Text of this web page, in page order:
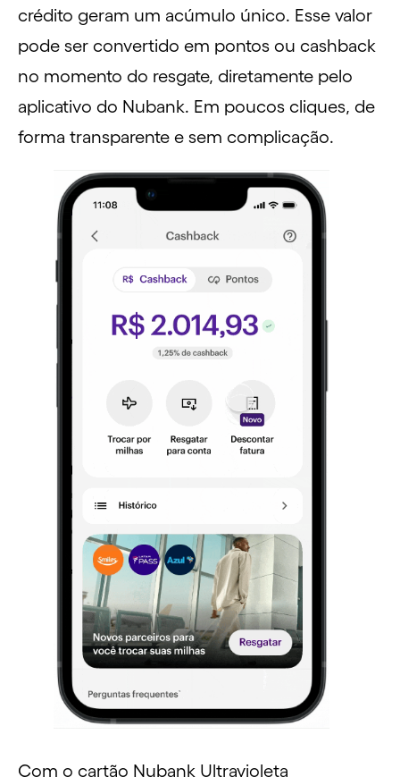
crédito geram um acúmulo único. Esse valor
pode ser convertido em pontos ou cashback
no momento do resgate, diretamente pelo
aplicativo do Nubank. Em poucos cliques, de
forma transparente e sem complicação.
Com o cartão Nubank Ultravioleta